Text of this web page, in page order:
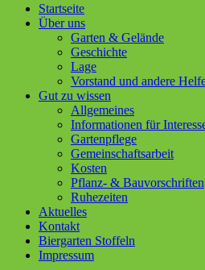
Startseite
Über uns
Garten & Gelände
Geschichte
Lage
Vorstand und andere
Gut zu wissen
Allgemeines
Informationen für
Gartenpflege
Gemeinschaftsarbeit
Kosten
Pflanz- & Bauvorschriften
Ruhezeiten
Aktuelles
Kontakt
Biergarten Stoffeln
Impressum